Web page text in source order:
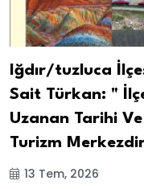
Iğdır/tuzluca
Sait Türkan: "
Uzanan Tarihi
Turizm
13 Tem, 2026